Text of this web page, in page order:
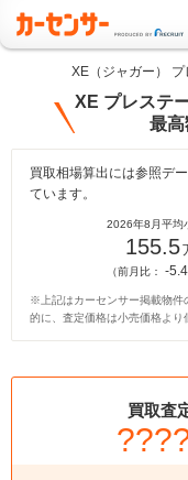
XE（ジャガー）
XE プレステ
最高
買取相場算出には参照デ
ています。
2026年8月平均
155.5
（前月比： -5.4
※上記はカーセンサー掲載物件
的に、査定価格は小売価格より
買取査